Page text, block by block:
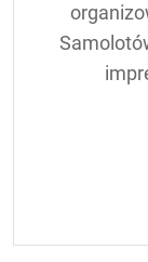
de
trasie